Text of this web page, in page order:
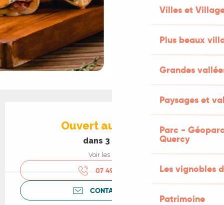
Villes et
Plus beaux
Grandes
Paysages et
Parc -
Quercy
Les vignobles
Patrimoine
Ouverture et coordonnées
Ouvert aujourd'hui
dans 3 heures
Voir les horaires
07 49 57 39
CONTACTEZ-NOUS